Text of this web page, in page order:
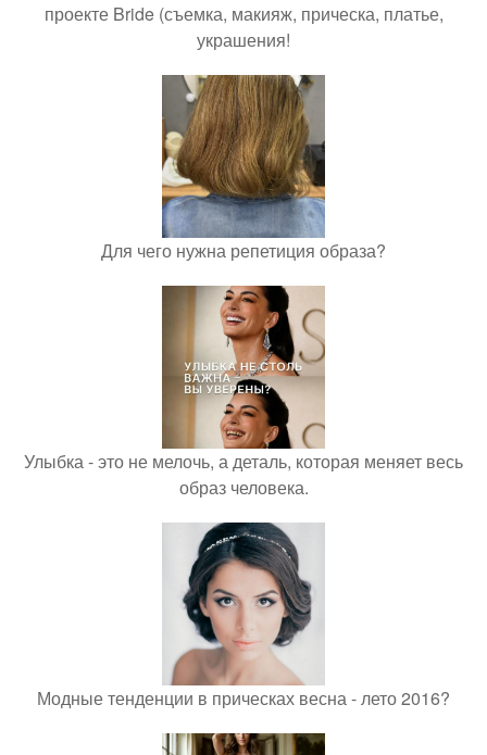
проекте Bride (съемка, макияж, прическа, платье,
украшения!
Для чего нужна репетиция образа?
Улыбка - это не мелочь, а деталь, которая меняет весь
образ человека.
Модные тенденции в прическах весна - лето 2016?